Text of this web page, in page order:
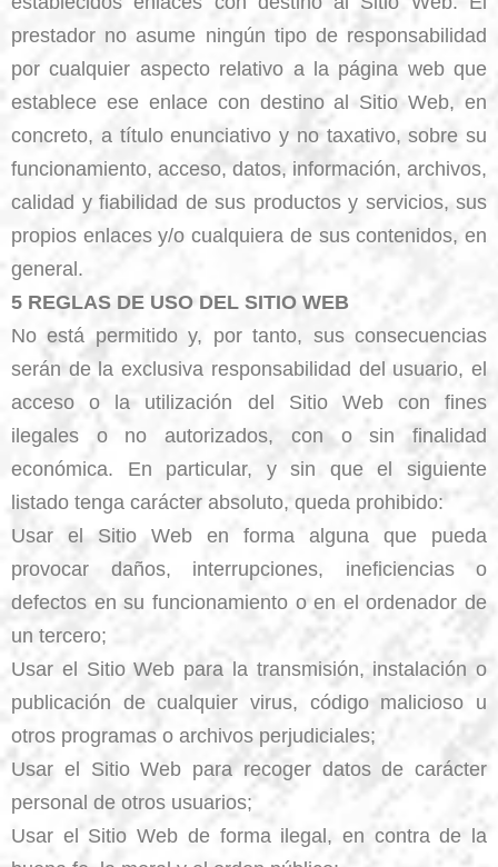
prestador no asume ningún tipo de responsabilidad
por cualquier aspecto relativo a la página web que
establece ese enlace con destino al Sitio Web, en
concreto, a título enunciativo y no taxativo, sobre su
funcionamiento, acceso, datos, información, archivos,
calidad y fiabilidad de sus productos y servicios, sus
propios enlaces y/o cualquiera de sus contenidos, en
general.
5 REGLAS DE USO DEL SITIO WEB
No está permitido y, por tanto, sus consecuencias
serán de la exclusiva responsabilidad del usuario, el
acceso o la utilización del Sitio Web con fines
ilegales o no autorizados, con o sin finalidad
económica. En particular, y sin que el siguiente
listado tenga carácter absoluto, queda prohibido:
Usar el Sitio Web en forma alguna que pueda
provocar daños, interrupciones, ineficiencias o
defectos en su funcionamiento o en el ordenador de
un tercero;
Usar el Sitio Web para la transmisión, instalación o
publicación de cualquier virus, código malicioso u
otros programas o archivos perjudiciales;
Usar el Sitio Web para recoger datos de carácter
personal de otros usuarios;
Usar el Sitio Web de forma ilegal, en contra de la